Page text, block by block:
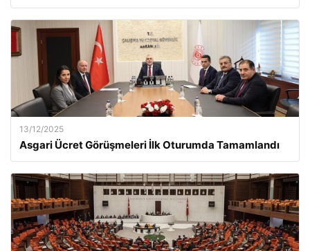
13/12/2025
Asgari Ücret Görüşmeleri İlk Oturumda Tamamlandı